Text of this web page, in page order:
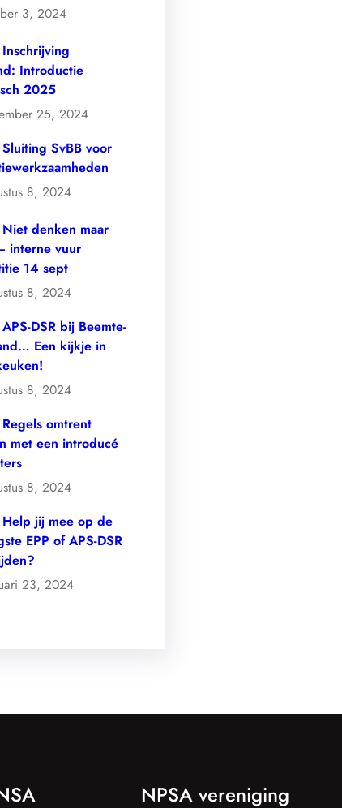
3, 2024
Introductie
2025
25, 2024
SvBB voor
8, 2024
denken maar
interne vuur
14 sept
8, 2024
DSR bij Beemte-
Een kijkje in
8, 2024
omtrent
met een introducé
8, 2024
jij mee op de
EPP of APS-DSR
23, 2024
NPSA vereniging